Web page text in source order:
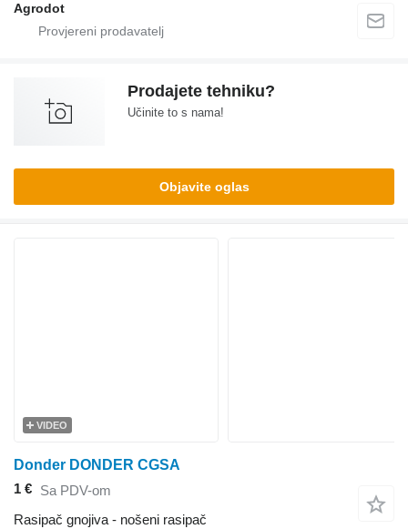
Agrodot
Prodajete tehniku?
Učinite to s nama!
Objavite oglas
VIDEO
Donder DONDER CGSA
1 € Sa PDV-om
Rasipač gnojiva - nošeni rasipač